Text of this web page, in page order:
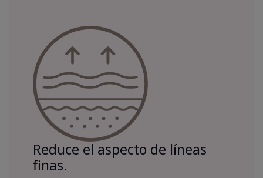
Reduce el aspecto de líneas
finas.